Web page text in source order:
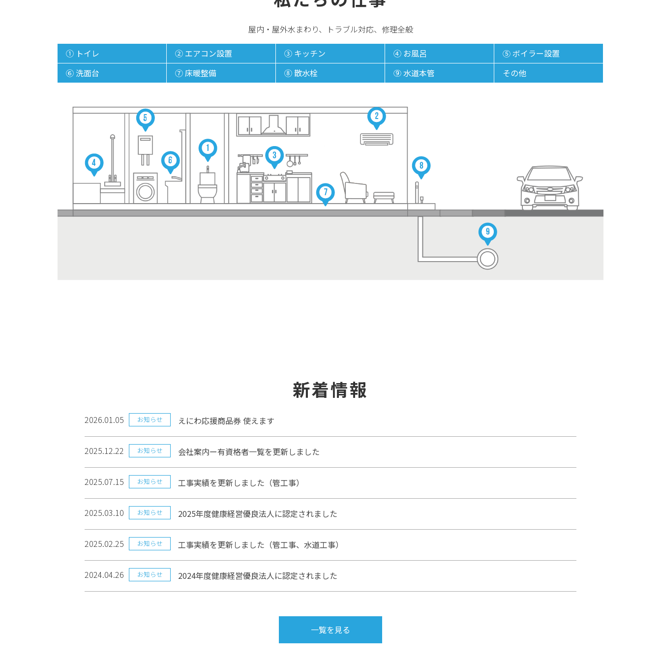
屋内・屋外水まわり、トラブル対応、修理全般
① トイレ ② エアコン設置 ③ キッチン ④ お風呂
⑤ ボイラー設置
⑥ 洗面台
⑦ 床暖整備 ⑧ 散水栓󠄁 ⑨ 水道本管 その他
新着情報
2026.01.05 お知らせ えにわ応援商品券 使えます
2025.12.22 お知らせ 会社案内ー有資格者一覧を更新しました
2025.07.15 お知らせ 工事実績を更新しました（管工事）
2025.03.10 お知らせ 2025年度健康経営優良法人に認定されました
2025.02.25 お知らせ 工事実績を更新しました（管工事、水道工事）
2024.04.26 お知らせ 2024年度健康経営優良法人に認定されました
一覧を見る